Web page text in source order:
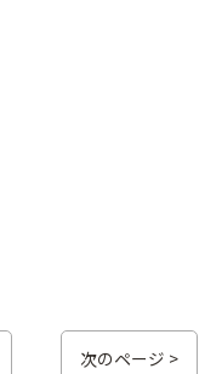
次のページ >